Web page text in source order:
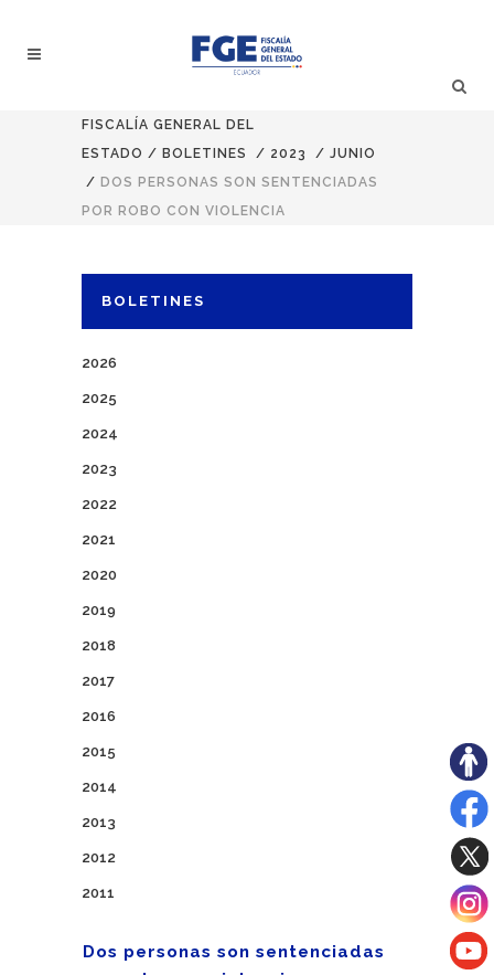
FISCALÍA GENERAL DEL
ESTADO / BOLETINES / 2023 / JUNIO
/ DOS PERSONAS SON SENTENCIADAS
POR ROBO CON VIOLENCIA
BOLETINES
2026
2025
2024
2023
2022
2021
2020
2019
2018
2017
2016
2015
2014
2013
2012
2011
Dos personas son sentenciadas